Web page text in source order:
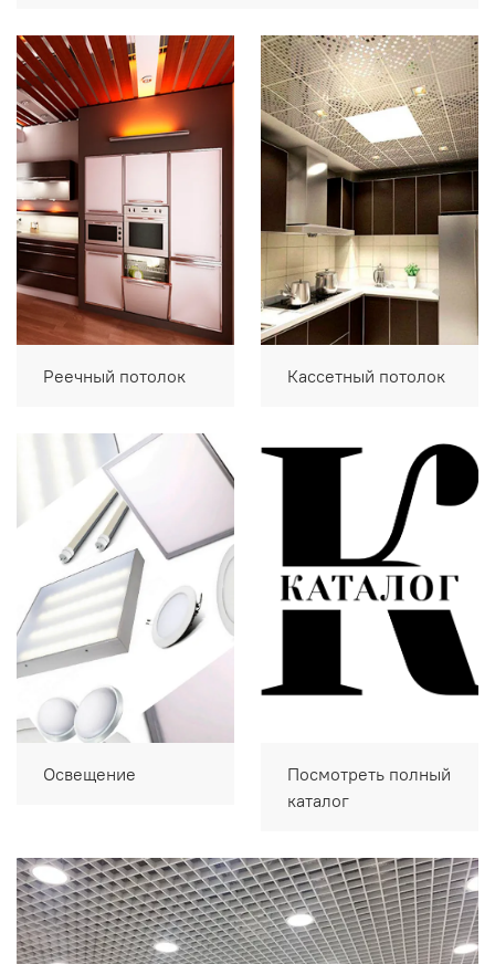
Реечный потолок Кассетный потолок
Освещение
Посмотреть полный
каталог